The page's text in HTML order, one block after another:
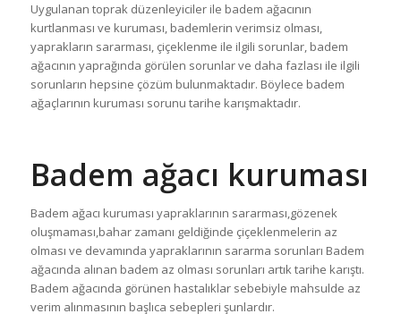
Uygulanan toprak düzenleyiciler ile badem ağacının
kurtlanması ve kuruması, bademlerin verimsiz olması,
yaprakların sararması, çiçeklenme ile ilgili sorunlar, badem
ağacının yaprağında görülen sorunlar ve daha fazlası ile ilgili
sorunların hepsine çözüm bulunmaktadır. Böylece badem
ağaçlarının kuruması sorunu tarihe karışmaktadır.
Badem ağacı kuruması
Badem ağacı kuruması yapraklarının sararması,gözenek
oluşmaması,bahar zamanı geldiğinde çiçeklenmelerin az
olması ve devamında yapraklarının sararma sorunları Badem
ağacında alınan badem az olması sorunları artık tarihe karıştı.
Badem ağacında görünen hastalıklar sebebiyle mahsulde az
verim alınmasının başlıca sebepleri şunlardır.